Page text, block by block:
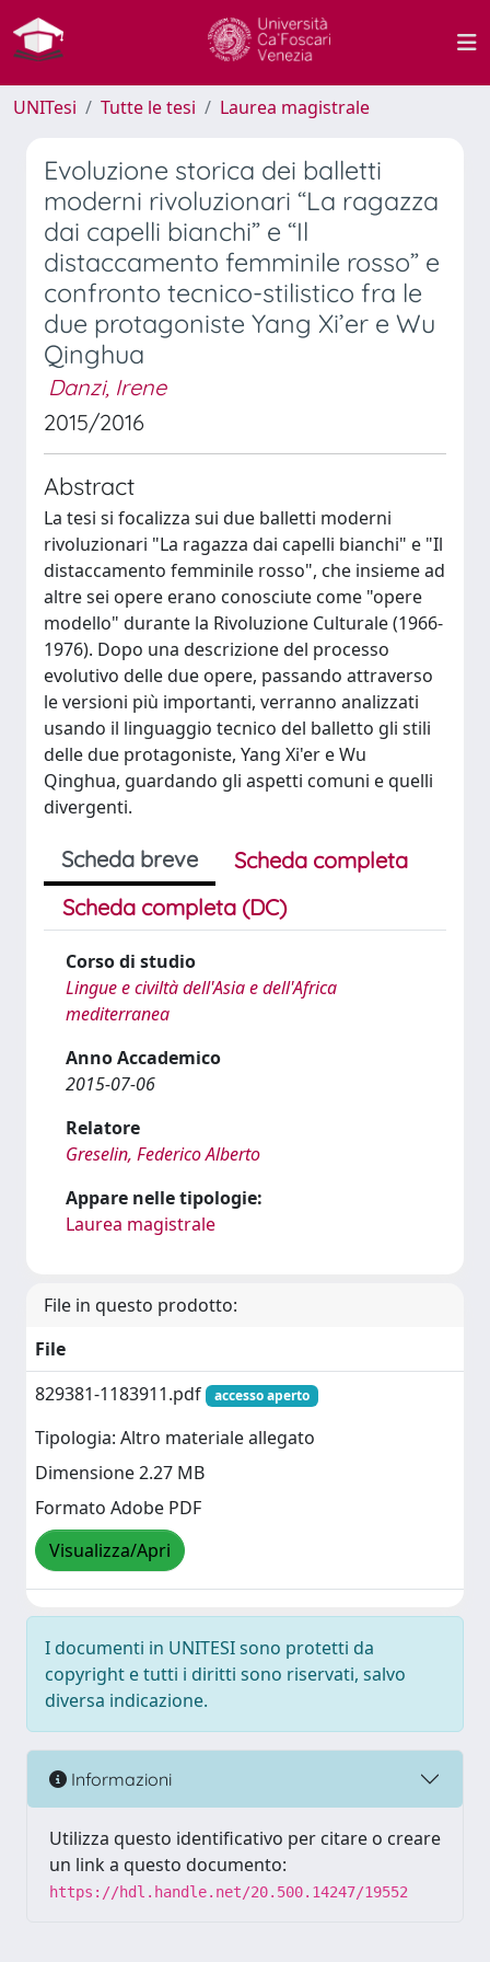
UNITesi Tutte le tesi Laurea magistrale
Evoluzione storica dei balletti
moderni rivoluzionari “La ragazza
dai capelli bianchi” e “Il
distaccamento femminile rosso” e
confronto tecnico-stilistico fra le
due protagoniste Yang Xi’er e Wu
Qinghua
Danzi, Irene
2015/2016
Abstract
La tesi si focalizza sui due balletti moderni
rivoluzionari "La ragazza dai capelli bianchi" e "Il
distaccamento femminile rosso", che insieme ad
altre sei opere erano conosciute come "opere
modello" durante la Rivoluzione Culturale (1966-
1976). Dopo una descrizione del processo
evolutivo delle due opere, passando attraverso
le versioni più importanti, verranno analizzati
usando il linguaggio tecnico del balletto gli stili
delle due protagoniste, Yang Xi'er e Wu
Qinghua, guardando gli aspetti comuni e quelli
divergenti.
Scheda breve
Scheda completa
Scheda completa (DC)
Corso di studio
Lingue e civiltà dell'Asia e dell'Africa
mediterranea
Anno Accademico
2015-07-06
Relatore
Greselin, Federico Alberto
Appare nelle tipologie:
Laurea magistrale
File in questo prodotto:
File
829381-1183911.pdf
accesso aperto
Tipologia: Altro materiale allegato
Dimensione 2.27 MB
Formato Adobe PDF
Visualizza/Apri
I documenti in UNITESI sono protetti da
copyright e tutti i diritti sono riservati, salvo
diversa indicazione.
Informazioni
Utilizza questo identificativo per citare o creare
un link a questo documento:
https://hdl.handle.net/20.500.14247/19552